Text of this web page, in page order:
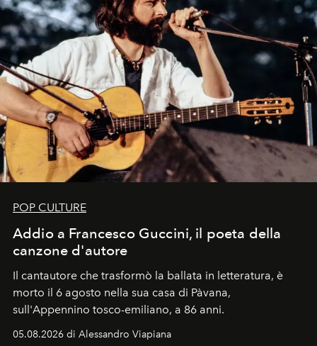
POP CULTURE
Addio a Francesco Guccini, il poeta della
canzone d'autore
Il cantautore che trasformò la ballata in letteratura, è
morto il 6 agosto nella sua casa di Pàvana,
sull'Appennino tosco-emiliano, a 86 anni.
05.08.2026 di Alessandro Viapiana